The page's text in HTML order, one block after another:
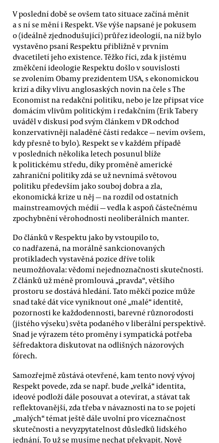
V poslední době se ovšem tato situace začíná měnit
a s ní se mění i Respekt. Vše výše napsané je pokusem
o (ideálně zjednodušující) průřez ideologií, na níž bylo
vystavěno psaní Respektu přibližně v prvním
dvacetiletí jeho existence. Těžko říci, zda k jistému
změkčení ideologie Respektu došlo v souvislosti
se zvolením Obamy prezidentem USA, s ekonomickou
krizí a díky vlivu anglosaských novin na čele s The
Economist na redakční politiku, nebo je lze připsat více
domácím vlivům politickým i redakčním (Erik Tabery
uváděl v diskusi pod svým článkem v DR odchod
konzervativněji naladěné části redakce — nevím ovšem,
kdy přesně to bylo). Respekt se v každém případě
v posledních několika letech posunul blíže
k politickému středu, díky proměně americké
zahraniční politiky zdá se už nevnímá světovou
politiku především jako souboj dobra a zla,
ekonomická krize u něj — na rozdíl od ostatních
mainstreamových médií — vedla k aspoň částečnému
zpochybnění věrohodnosti neoliberálních manter.
Do článků v Respektu jako by vstoupilo to,
co nadřazená, na morálně sankcionovaných
protikladech vystavěná pozice dříve tolik
neumožňovala: vědomí nejednoznačnosti skutečnosti.
Z článků už méně promlouvá „pravda“, většího
prostoru se dostává hledání. Tato měkčí pozice může
snad také dát více vyniknout oné „malé“ identitě,
pozornosti ke každodennosti, barevné různorodosti
(jistého výseku) světa podaného v liberální perspektivě.
Snad je výrazem této proměny i sympatická potřeba
šéfredaktora diskutovat na odlišných názorových
fórech.
Samozřejmě zůstává otevřené, kam tento nový vývoj
Respekt povede, zda se např. bude „velká“ identita,
ideové podloží dále posouvat a otevírat, a stávat tak
reflektovanější, zda třeba v návaznosti na to se pojetí
„malých“ témat ještě dále uvolní pro víceznačnost
skutečnosti a nevyzpytatelnost důsledků lidského
jednání. To už se musíme nechat překvapit. Nově